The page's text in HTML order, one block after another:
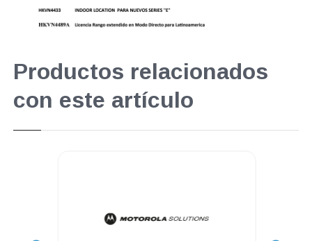
Productos relacionados
con este artículo